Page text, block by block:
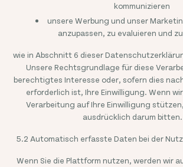
kommunizieren
unsere Werbung und unser
anzupassen, zu evaluieren und
wie in Abschnitt 6 dieser
Unsere Rechtsgrundlage für diese
berechtigtes Interesse oder, sofern dies
erforderlich ist, Ihre Einwilligung. Wenn
Verarbeitung auf Ihre Einwilligung
ausdrücklich darum bitten.
5.2 Automatisch erfasste Daten bei der
Wenn Sie die Plattform nutzen, werden wir